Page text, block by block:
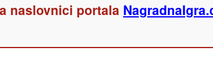
naslovnici portala